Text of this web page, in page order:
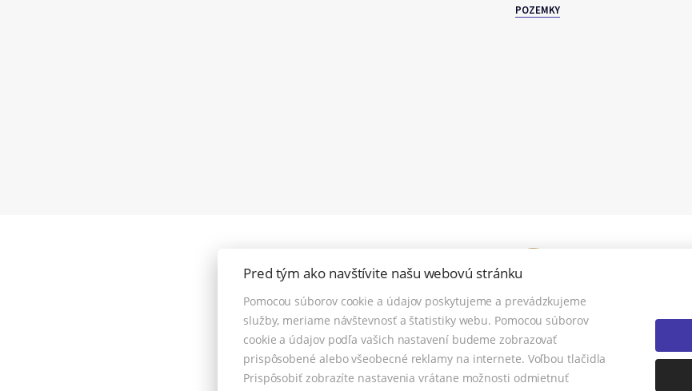
POZEMKY
© 2026 - TOREA s.r.o.
Pod Kalváriou 1163/85, TOPOĽČANY 955 01, Tel.: 0915 409 737 , Mobil: 0915 409
NASTAVENIE COOKIES
Pred tým ako navštívite našu webovú stránku
Pomocou súborov cookie a údajov poskytujeme a prevádzkujeme
služby, meriame návštevnosť a štatistiky webu. Pomocou súborov
cookie a údajov podľa vašich nastavení budeme zobrazovať
prispôsobené alebo všeobecné reklamy na internete. Voľbou tlačidla
Prispôsobiť zobrazíte nastavenia vrátane možnosti odmietnuť